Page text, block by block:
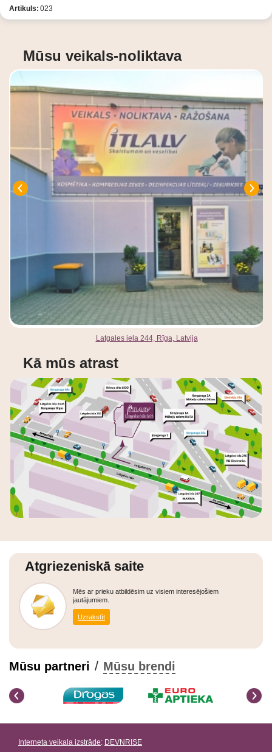
Artikuls: 023
Mūsu veikals-noliktava
Latgales iela 244, Rīga, Latvija
Kā mūs atrast
Mūsu partneri / Mūsu brendi
Atgriezeniskā saite
Mēs ar prieku atbildēsim uz visiem interesējošiem
jautājumiem.
Uzrakstīt
Interneta veikala izstrāde: DEVNRISE